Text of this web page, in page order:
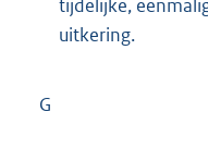
tijdelijke,
uitkering.
G